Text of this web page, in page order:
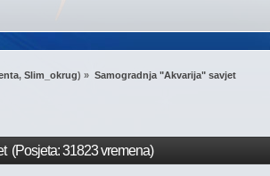
,Slim_okrug) » Samogradnja "Akvarija" savjet
(Posjeta: 31823 vremena)